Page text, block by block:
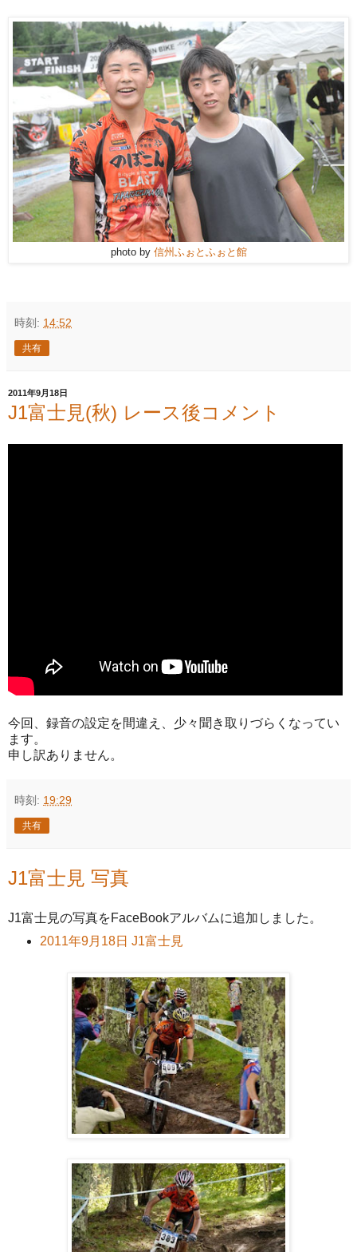
photo by 信州ふぉとふぉと館
時刻: 14:52
共有
2011年9月18日
J1富士見(秋) レース後コメント
今回、録音の設定を間違え、少々聞き取りづらくなってい
ます。
申し訳ありません。
時刻: 19:29
共有
J1富士見 写真
J1富士見の写真をFaceBookアルバムに追加しました。
2011年9月18日 J1富士見